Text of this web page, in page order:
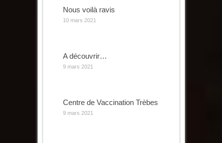
Nous voilà ravis
10 mars 2021
A découvrir…
9 mars 2021
Centre de Vaccination Trèbes
9 mars 2021